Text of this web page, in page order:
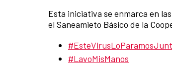
Esta iniciativa se enmarca en
el Saneamieto Básico de la
#LavoMisManos